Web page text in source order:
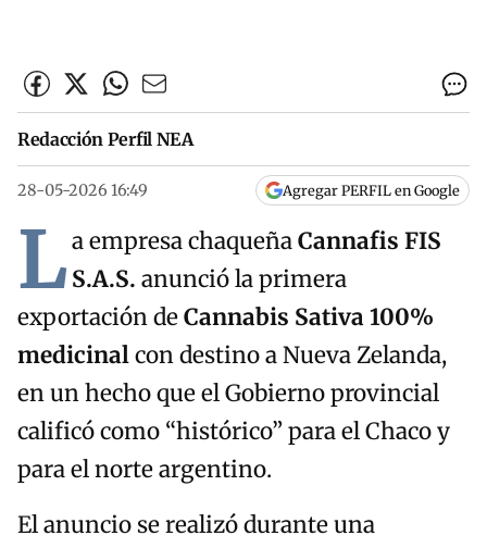
Redacción Perfil NEA
28-05-2026 16:49 Agregar PERFIL en Google
La empresa chaqueñaCannafis FIS
S.A.S. anunció la primera
exportación deCannabis Sativa 100%
medicinalcon destino a Nueva Zelanda,
en un hecho que el Gobierno provincial
calificó como “histórico” para el Chaco y
para el norte argentino.
El anuncio se realizó durante una